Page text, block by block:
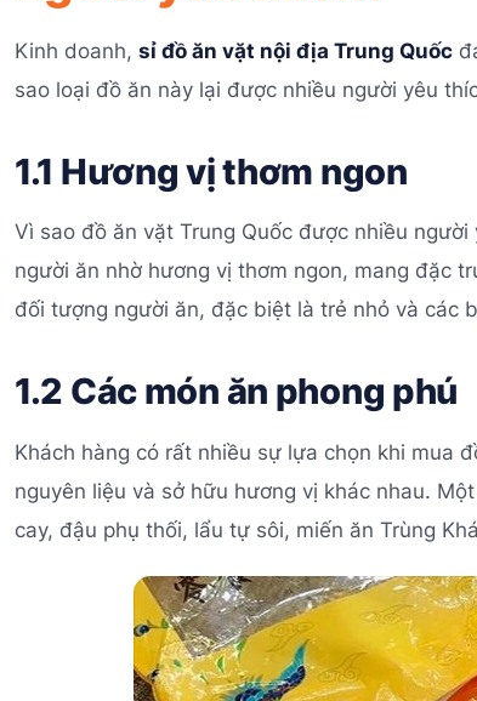
Kinh doanh, sỉ đồ ăn vặt nội địa Trung Quốc
sao loại đồ ăn này lại được nhiều người yêu
1.1 Hương vị thơm ngon
Vì sao đồ ăn vặt Trung Quốc được nhiều
người ăn nhờ hương vị thơm ngon, mang đặc
đối tượng người ăn, đặc biệt là trẻ nhỏ và các
1.2 Các món ăn phong phú
Khách hàng có rất nhiều sự lựa chọn khi mua
nguyên liệu và sở hữu hương vị khác nhau.
cay, đậu phụ thối, lẩu tự sôi, miến ăn Trùng